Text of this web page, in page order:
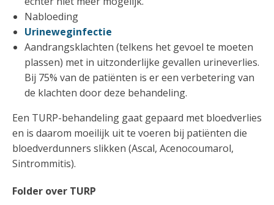
Nabloeding
Urineweginfectie
Aandrangsklachten (telkens het gevoel te moeten
plassen) met in uitzonderlijke gevallen urineverlies.
Bij 75% van de patiënten is er een verbetering van
de klachten door deze behandeling.
Een TURP-behandeling gaat gepaard met bloedverlies
en is daarom moeilijk uit te voeren bij patiënten die
bloedverdunners slikken (Ascal, Acenocoumarol,
Sintrommitis).
Folder over TURP